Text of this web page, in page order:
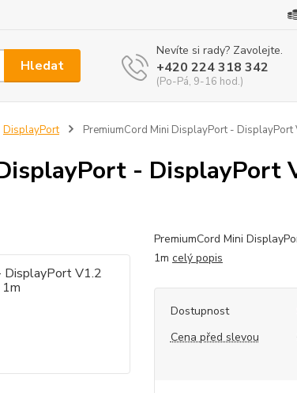
Hledat
Nevíte si rady? Zavolejte.
+420 224 318 342
(Po-Pá, 9-16 hod.)
DisplayPort PremiumCord Mini DisplayPort -
- DisplayPort
PremiumCord Mini
1m celý popis
Dostupnost
Cena před slevou